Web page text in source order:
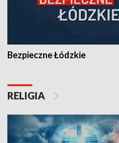
Bezpieczne Łódzkie
RELIGIA